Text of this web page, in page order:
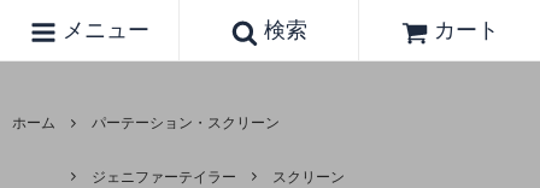
メニュー 検索 カート
ホーム パーテーション・スクリーン
ジェニファーテイラー スクリーン